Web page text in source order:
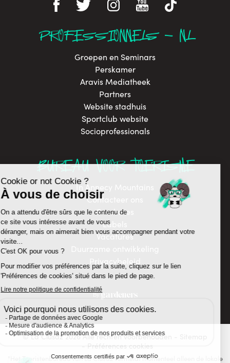
PROFESSIONNELS - NL
Groepen en Seminars
Perskamer
Aravis Mediatheek
Partners
Website stadhuis
Sportclub website
Socioprofessionals
BUREAU VOOR TOERISME
In Annecy Mountains
Contacteer ons
Brochures
Labels
Vacatures
Privacybeleid
© La Clusaz 2026 Alle rechten voorbehouden
- Préférences cookies
"Het Toeristenbureau van La Clusaz vermeldt momenteel alleen de lokale